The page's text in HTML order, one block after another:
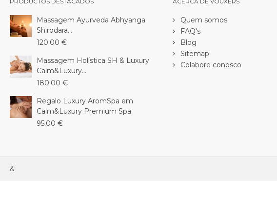
Massagem Ayurveda Abhyanga
Shirodara...
120.00 €
Massagem Holística SH & Luxury
Calm&Luxury...
180.00 €
Regalo Luxury AromSpa em
Calm&Luxury Premium Spa
95.00 €
Quem somos
FAQ's
Blog
Sitemap
Colabore conosco
&